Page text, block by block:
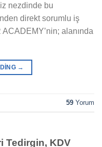
nezdinde bu
direkt sorumlu iş
alanında
→
59 Yorum
Tedirgin, KDV